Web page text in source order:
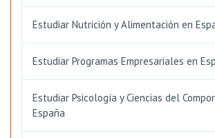
Estudiar Nutrición y Alimentación en
Estudiar Programas Empresariales en
Estudiar Psicología y Ciencias del
España